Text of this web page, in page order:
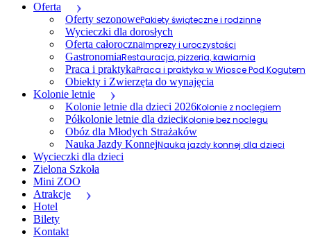
Oferta
Oferty sezonowePakiety świąteczne i rodzinne
Wycieczki dla dorosłych
Oferta całorocznaImprezy i uroczystości
GastronomiaRestauracja, pizzeria, kawiarnia
Praca i praktykaPraca i praktyka w Wiosce Pod Kogutem
Obiekty i Zwierzęta do wynajęcia
Kolonie letnie
Kolonie letnie dla dzieci 2026Kolonie z noclegiem
Półkolonie letnie dla dzieciKolonie bez noclegu
Obóz dla Młodych Strażaków
Nauka Jazdy KonnejNauka jazdy konnej dla dzieci
Wycieczki dla dzieci
Zielona Szkoła
Mini ZOO
Atrakcje
Hotel
Bilety
Kontakt